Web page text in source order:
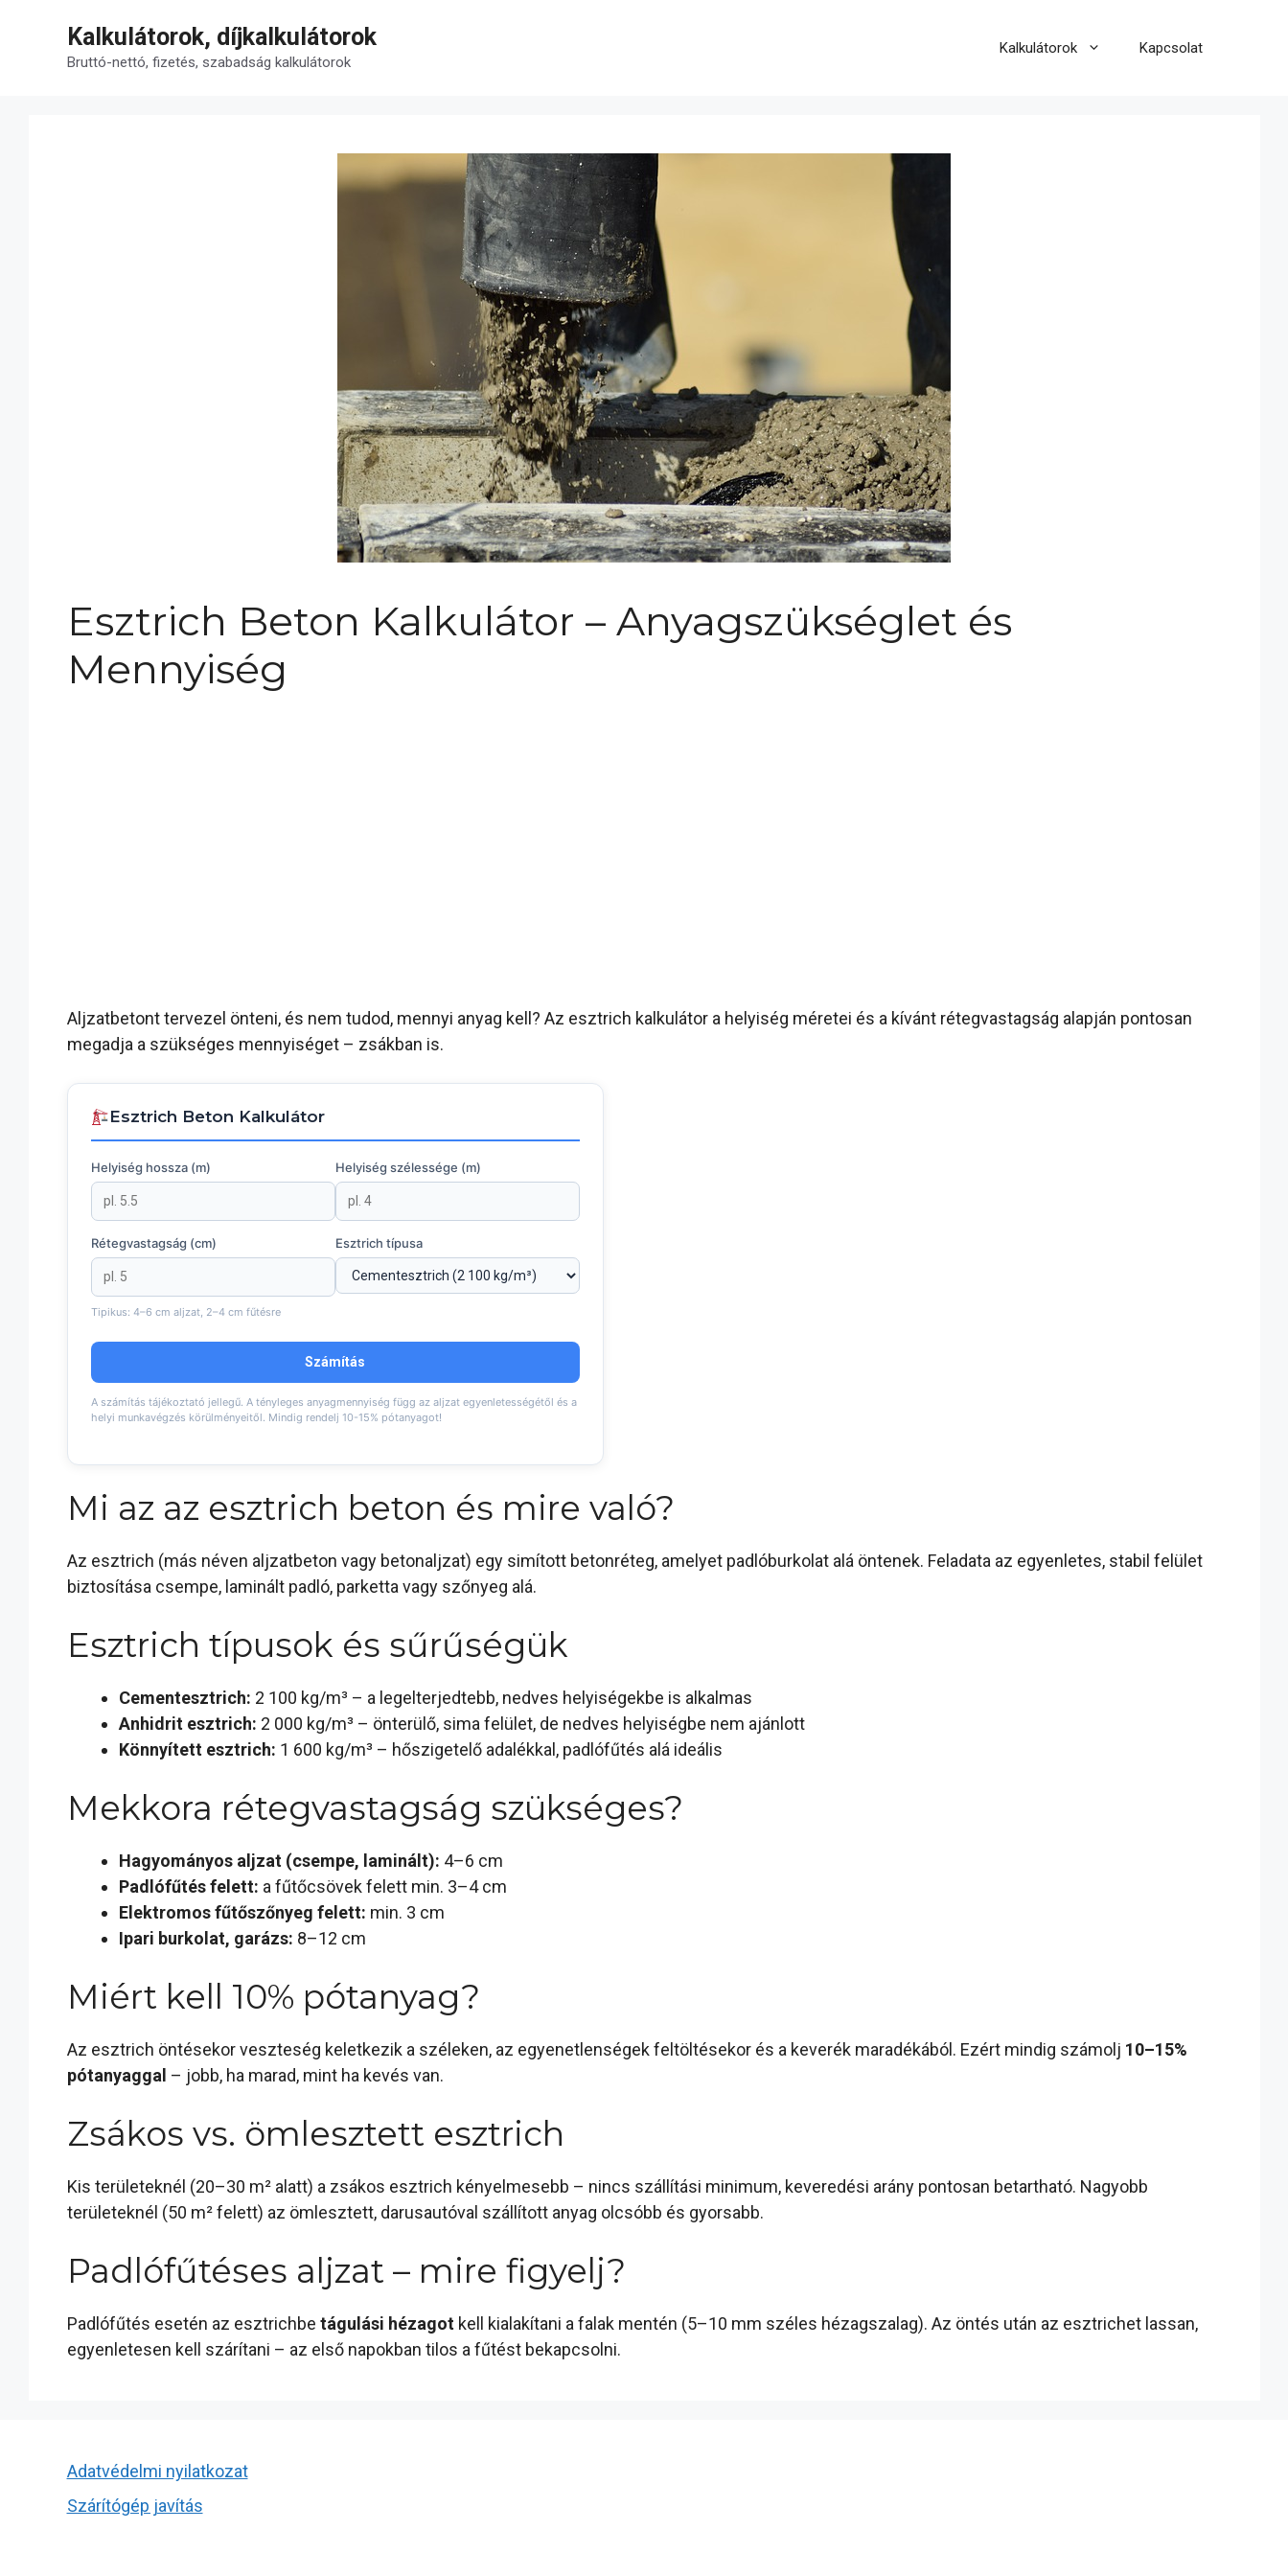
tartalomba
Kalkulátorok, díjkalkulátorok
Bruttó-nettó, fizetés, szabadság kalkulátorok
Kalkulátorok Kapcsolat
Esztrich Beton Kalkulátor – Anyagszükséglet és
Mennyiség
Aljzatbetont tervezel önteni, és nem tudod, mennyi anyag kell? Az esztrich kalkulátor a helyiség méretei és a kívánt rétegvastagság alapján pontosan
megadja a szükséges mennyiséget – zsákban is.
Esztrich Beton Kalkulátor
Helyiség hossza (m) Helyiség szélessége (m)
Rétegvastagság (cm)
Tipikus: 4–6 cm aljzat, 2–4 cm fűtésre
Esztrich típusa
Számítás
A számítás tájékoztató jellegű. A tényleges anyagmennyiség függ az aljzat egyenletességétől és a
helyi munkavégzés körülményeitől. Mindig rendelj 10-15% pótanyagot!
Mi az az esztrich beton és mire való?
Az esztrich (más néven aljzatbeton vagy betonaljzat) egy simított betonréteg, amelyet padlóburkolat alá öntenek. Feladata az egyenletes, stabil felület
biztosítása csempe, laminált padló, parketta vagy szőnyeg alá.
Esztrich típusok és sűrűségük
Cementesztrich: 2 100 kg/m³ – a legelterjedtebb, nedves helyiségekbe is alkalmas
Anhidrit esztrich: 2 000 kg/m³ – önterülő, sima felület, de nedves helyiségbe nem ajánlott
Könnyített esztrich: 1 600 kg/m³ – hőszigetelő adalékkal, padlófűtés alá ideális
Mekkora rétegvastagság szükséges?
Hagyományos aljzat (csempe, laminált): 4–6 cm
Padlófűtés felett: a fűtőcsövek felett min. 3–4 cm
Elektromos fűtőszőnyeg felett: min. 3 cm
Ipari burkolat, garázs: 8–12 cm
Miért kell 10% pótanyag?
Az esztrich öntésekor veszteség keletkezik a széleken, az egyenetlenségek feltöltésekor és a keverék maradékából. Ezért mindig számolj 10–15%
pótanyaggal – jobb, ha marad, mint ha kevés van.
Zsákos vs. ömlesztett esztrich
Kis területeknél (20–30 m² alatt) a zsákos esztrich kényelmesebb – nincs szállítási minimum, keveredési arány pontosan betartható. Nagyobb
területeknél (50 m² felett) az ömlesztett, darusautóval szállított anyag olcsóbb és gyorsabb.
Padlófűtéses aljzat – mire figyelj?
Padlófűtés esetén az esztrichbe tágulási hézagotkell kialakítani a falak mentén (5–10 mm széles hézagszalag). Az öntés után az esztrichet lassan,
egyenletesen kell szárítani – az első napokban tilos a fűtést bekapcsolni.
Adatvédelmi nyilatkozat
Szárítógép javítás